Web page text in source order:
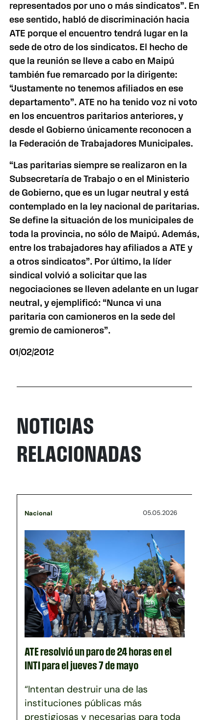
representados por uno o más sindicatos”. En
ese sentido, habló de discriminación hacia
ATE porque el encuentro tendrá lugar en la
sede de otro de los sindicatos. El hecho de
que la reunión se lleve a cabo en Maipú
también fue remarcado por la dirigente:
“Justamente no tenemos afiliados en ese
departamento”. ATE no ha tenido voz ni voto
en los encuentros paritarios anteriores, y
desde el Gobierno únicamente reconocen a
la Federación de Trabajadores Municipales.
“Las paritarias siempre se realizaron en la
Subsecretaría de Trabajo o en el Ministerio
de Gobierno, que es un lugar neutral y está
contemplado en la ley nacional de paritarias.
Se define la situación de los municipales de
toda la provincia, no sólo de Maipú. Además,
entre los trabajadores hay afiliados a ATE y
a otros sindicatos”. Por último, la líder
sindical volvió a solicitar que las
negociaciones se lleven adelante en un lugar
neutral, y ejemplificó: “Nunca vi una
paritaria con camioneros en la sede del
gremio de camioneros”.
01/02/2012
NOTICIAS
RELACIONADAS
Nacional 05.05.2026
ATE resolvió un paro de 24 horas en el
INTI para el jueves 7 de mayo
“Intentan destruir una de las
instituciones públicas más
prestigiosas y necesarias para toda